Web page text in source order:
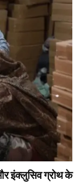
इंक्लुसिव ग्रोथ के